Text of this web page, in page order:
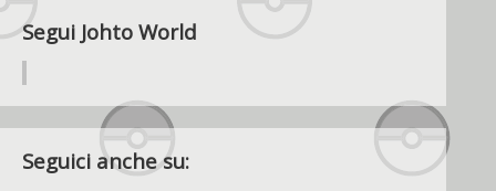
Segui Johto World
Seguici anche su: